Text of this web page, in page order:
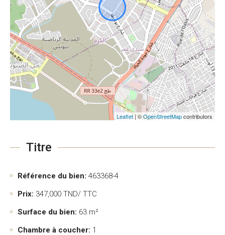
Leaflet| ©OpenStreetMapcontributors
Titre
Référence du bien: 463368-4
Prix: 347,000 TND/ TTC
Surface du bien: 63 m²
Chambre à coucher: 1